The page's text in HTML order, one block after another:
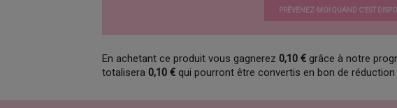
PRÉVENEZ-MOI QUAND C’EST DISPO
En achetant ce produit vous gagnerez0,10 € grâce à notre
totalisera0,10 € qui pourront être convertis en bon de